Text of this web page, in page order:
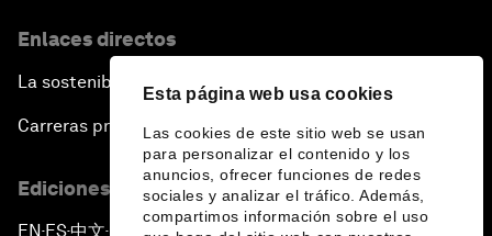
Esta página web usa cookies
Las cookies de este sitio web se usan
para personalizar el contenido y los
anuncios, ofrecer funciones de redes
sociales y analizar el tráfico. Además,
compartimos información sobre el uso
Enlaces directos
La sostenibilidad en el Foro
Carreras profesionales
Ediciones en otros idiomas
EN ▪ ES▪中文▪ 日本語